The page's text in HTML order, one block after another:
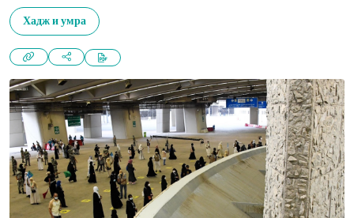
Хадж и умра